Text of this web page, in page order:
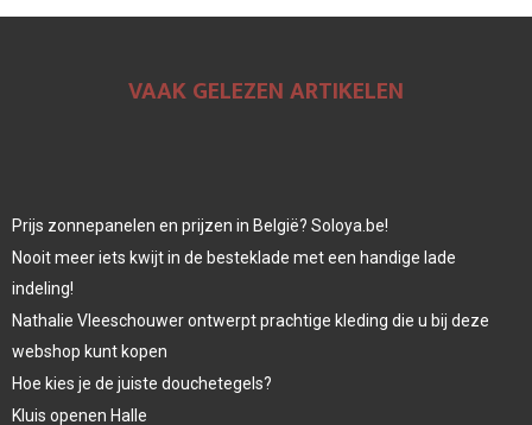
VAAK GELEZEN ARTIKELEN
Prijs zonnepanelen en prijzen in België? Soloya.be!
Nooit meer iets kwijt in de besteklade met een handige lade
indeling!
Nathalie Vleeschouwer ontwerpt prachtige kleding die u bij deze
webshop kunt kopen
Hoe kies je de juiste douchetegels?
Kluis openen Halle